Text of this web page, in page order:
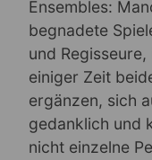
Ensembles:
begnadete
und
einiger Zeit
ergänzen, sich
gedanklich und
nicht einzelne